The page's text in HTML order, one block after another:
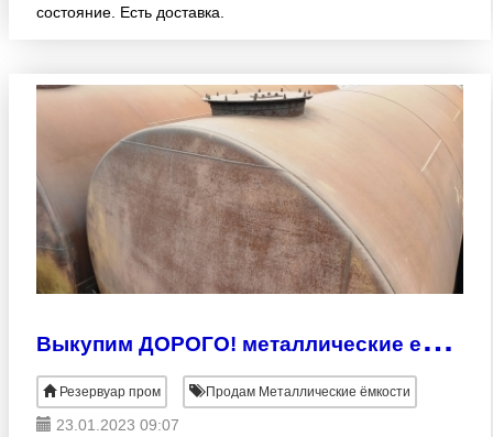
состояние. Есть доставка.
В
ыкупим ДОРОГО! металлические емкости, резервуары, бочки.
Резервуар пром Продам Металлические ёмкости
23.01.2023 09:07